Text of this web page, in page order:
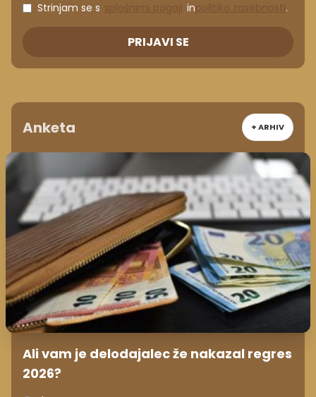
Strinjam se s in .
PRIJAVI SE
Anketa + ARHIV
Ali vam je delodajalec že nakazal regres
2026?